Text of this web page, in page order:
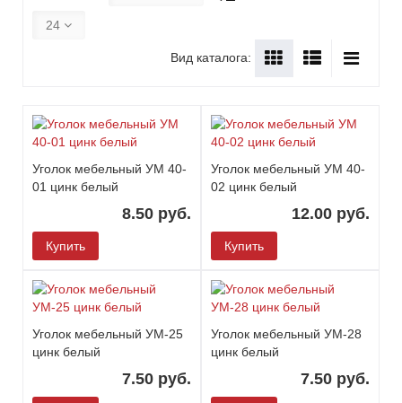
24
Вид каталога:
Уголок мебельный УМ 40-
01 цинк белый
8.50 руб.
Купить
Уголок мебельный УМ 40-
02 цинк белый
12.00 руб.
Купить
Уголок мебельный УМ-25
цинк белый
7.50 руб.
Уголок мебельный УМ-28
цинк белый
7.50 руб.